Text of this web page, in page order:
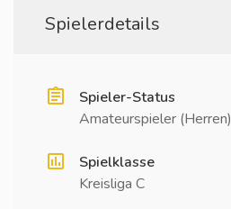
Spielerdetails
Spieler-Status
Amateurspieler (Herren)
Spielklasse
Kreisliga C